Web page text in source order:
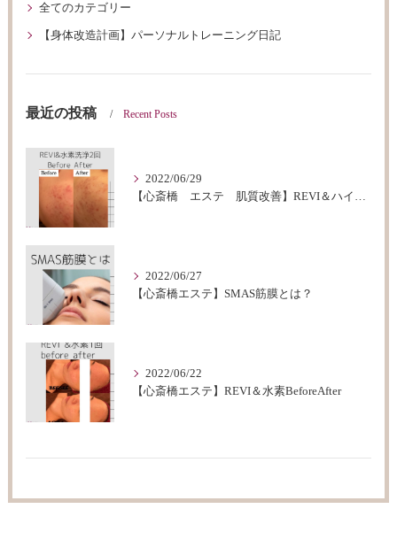
全てのカテゴリー
【身体改造計画】パーソナルトレーニング日記
最近の投稿 Recent Posts
2022/06/29
【心斎橋 エステ 肌質改善】REVI＆ハイドロフェイシャルBeforeAfter
2022/06/27
【心斎橋エステ】SMAS筋膜とは？
2022/06/22
【心斎橋エステ】REVI＆水素BeforeAfter